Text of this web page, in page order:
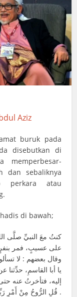
Aziz
buruk pada
disebutkan di
memperbesar-
dan sebaliknya
perkara atau
di bawah;
كنتُ معَ النبيِّ صلَّى
على عسيبٍ، فمر
وقال بعضهم : لا
يا أبا القاسمِ،
إليه، فتأخرتُ عنه
قُلِ الرُّوحُ مِنْ أَمْرِ رَبِّي } .